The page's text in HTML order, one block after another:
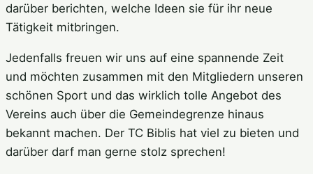
darüber berichten, welche Ideen sie für ihr neue
Tätigkeit mitbringen.
Jedenfalls freuen wir uns auf eine spannende Zeit
und möchten zusammen mit den Mitgliedern unseren
schönen Sport und das wirklich tolle Angebot des
Vereins auch über die Gemeindegrenze hinaus
bekannt machen. Der TC Biblis hat viel zu bieten und
darüber darf man gerne stolz sprechen!